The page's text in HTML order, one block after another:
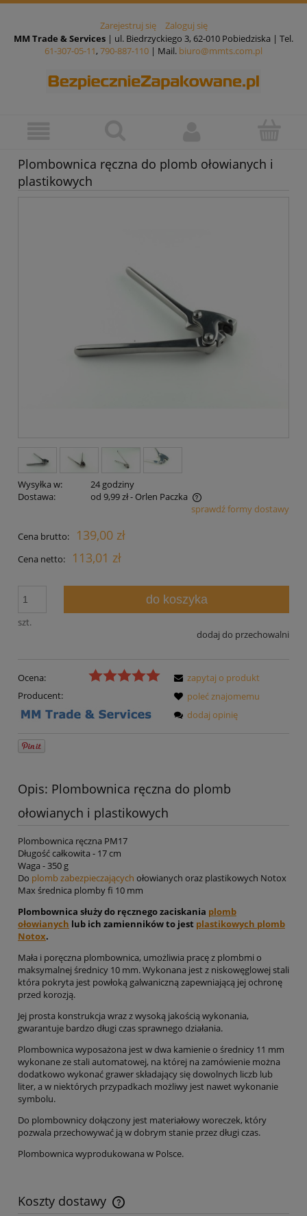
Zarejestruj się
Zaloguj się
MM Trade & Services | ul. Biedrzyckiego 3, 62-010 Pobiedziska | Tel.
61-307-05-11, 790-887-110 | Mail. biuro@mmts.com.pl
Plombownica ręczna do plomb ołowianych i
plastikowych
Wysyłka w:
24 godziny
Dostawa:
od 9,99 zł- Orlen Paczka
Cena nie zawiera ewentualnych kosztów płatnościsprawdź formy dostawy
Cena brutto: 139,00 zł
Cena netto: 113,01 zł
szt.
do koszyka
dodaj do przechowalni
Ocena:
Producent:
zapytaj o produkt
poleć znajomemu
dodaj opinię
Opis: Plombownica ręczna do plomb
ołowianych i plastikowych
Plombownica ręczna PM17
Długość całkowita - 17 cm
Waga - 350 g
Do plomb zabezpieczających ołowianych oraz plastikowych Notox
Max średnica plomby fi 10 mm
Plombownica służy do ręcznego zaciskania plomb
ołowianych lub ich zamienników to jest plastikowych plomb
Notox.
Mała i poręczna plombownica, umożliwia pracę z plombmi o
maksymalnej średnicy 10 mm. Wykonana jest z niskowęglowej stali
która pokryta jest powłoką galwaniczną zapewniającą jej ochronę
przed korozją.
Jej prosta konstrukcja wraz z wysoką jakością wykonania,
gwarantuje bardzo długi czas sprawnego działania.
Plombownica wyposażona jest w dwa kamienie o średnicy 11 mm
wykonane ze stali automatowej, na której na zamówienie można
dodatkowo wykonać grawer składający się dowolnych liczb lub
liter, a w niektórych przypadkach możliwy jest nawet wykonanie
symbolu.
Do plombownicy dołączony jest materiałowy woreczek, który
pozwala przechowywać ją w dobrym stanie przez długi czas.
Plombownica wyprodukowana w Polsce.
Koszty dostawy
Cena nie zawiera ewentualnych kosztów płatności